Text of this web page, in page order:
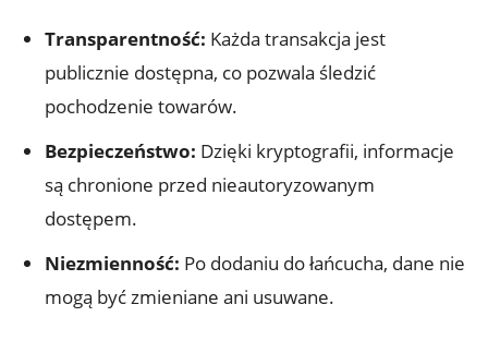
Transparentność: Każda transakcja jest
publicznie dostępna, co‍ pozwala śledzić
pochodzenie towarów.
Bezpieczeństwo: Dzięki kryptografii, informacje
są⁤ chronione przed nieautoryzowanym
dostępem.
Niezmienność: Po dodaniu ​do łańcucha, dane nie
⁣mogą być zmieniane⁤ ani usuwane.